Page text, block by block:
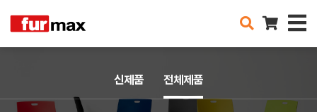
신제품 전체제품